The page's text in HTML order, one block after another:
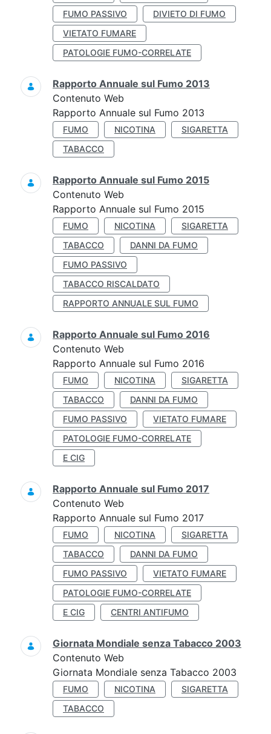
FUMO PASSIVO
DIVIETO DI FUMO
VIETATO FUMARE
PATOLOGIE FUMO-CORRELATE
Rapporto Annuale sul Fumo 2013
Contenuto Web
Rapporto Annuale sul Fumo 2013
FUMO NICOTINA
SIGARETTA
TABACCO
Rapporto Annuale sul Fumo 2015
Contenuto Web
Rapporto Annuale sul Fumo 2015
FUMO NICOTINA
SIGARETTA
TABACCO
DANNI DA FUMO
FUMO PASSIVO
TABACCO RISCALDATO
RAPPORTO ANNUALE SUL FUMO
Rapporto Annuale sul Fumo 2016
Contenuto Web
Rapporto Annuale sul Fumo 2016
FUMO NICOTINA
SIGARETTA
TABACCO
DANNI DA FUMO
FUMO PASSIVO
VIETATO FUMARE
PATOLOGIE FUMO-CORRELATE
E CIG
Rapporto Annuale sul Fumo 2017
Contenuto Web
Rapporto Annuale sul Fumo 2017
FUMO NICOTINA
SIGARETTA
TABACCO
DANNI DA FUMO
FUMO PASSIVO
VIETATO FUMARE
PATOLOGIE FUMO-CORRELATE
E CIG
CENTRI ANTIFUMO
Giornata Mondiale senza Tabacco 2003
Contenuto Web
Giornata Mondiale senza Tabacco 2003
FUMO NICOTINA
SIGARETTA
TABACCO